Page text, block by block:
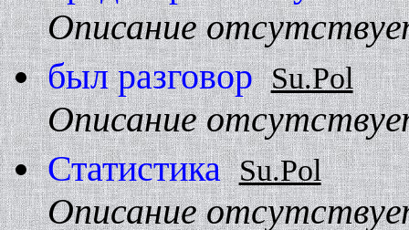
Описание
был разговор Su.Pol
Описание
Статистика Su.Pol
Описание